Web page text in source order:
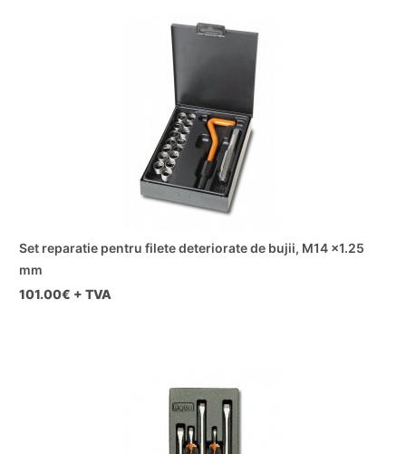
Set reparatie pentru filete deteriorate de bujii, M14 x1.25
mm
101.00€ + TVA